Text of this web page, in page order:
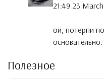
21:49 23 March
ой, потерпи
Полезное